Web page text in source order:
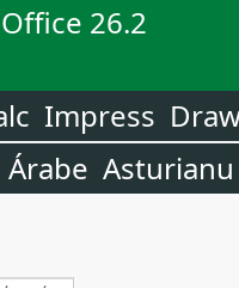
26.2
Impress
Árabe Asturianu